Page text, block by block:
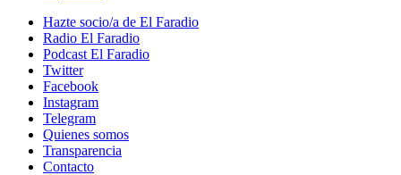
Hazte socio/a de El Faradio
Radio El Faradio
Podcast El Faradio
Twitter
Facebook
Instagram
Telegram
Quienes somos
Transparencia
Contacto